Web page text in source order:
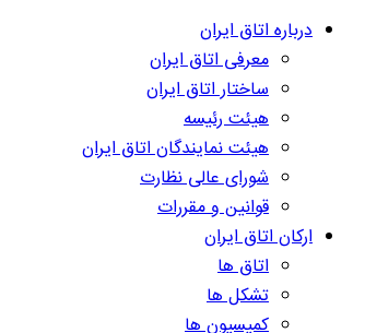
درباره اتاق ایران
معرفی اتاق ایران
ساختار اتاق ایران
هیئت رئیسه
هیئت نمایندگان اتاق ایران
شورای عالی نظارت
قوانین و مقررات
ارکان اتاق ایران
اتاق ها
تشکل ها
کمیسیون ها